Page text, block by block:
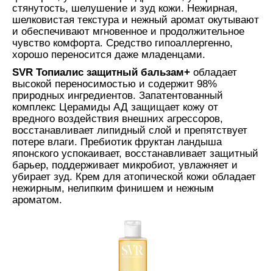
стянутость, шелушение и зуд кожи. Нежирная,
шелковистая текстура и нежный аромат окутывают
и обеспечивают мгновенное и продолжительное
чувство комфорта. Средство гипоаллергенно,
хорошо переносится даже младенцами.
SVR Топиалис защитный бальзам+ обладает
высокой переносимостью и содержит 98%
природных ингредиентов. Запатентованный
комплекс Церамиды АД защищает кожу от
вредного воздействия внешних агрессоров,
восстанавливает липидный слой и препятствует
потере влаги. Пребиотик фруктан ландыша
японского успокаивает, восстанавливает защитный
барьер, поддерживает микробиот, увлажняет и
убирает зуд. Крем для атопической кожи обладает
нежирным, нелипким финишем и нежным
ароматом.